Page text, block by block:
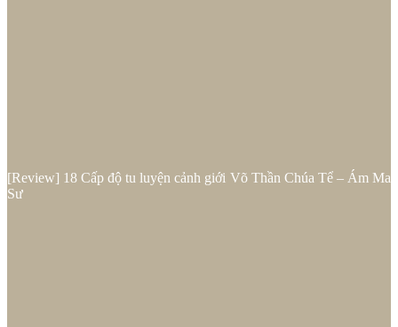
[Review] 18 Cấp độ tu luyện cảnh giới Võ Thần Chúa Tể – Ám Ma
Sư